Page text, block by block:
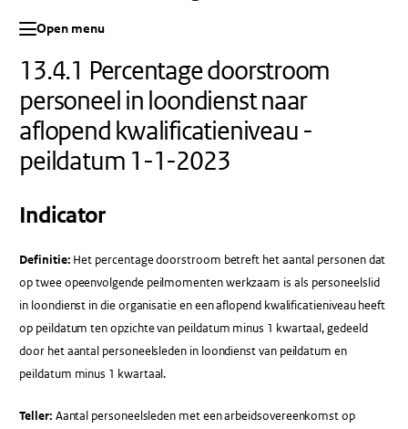
Open menu
13.4.1 Percentage doorstroom
personeel in loondienst naar
aflopend kwalificatieniveau -
peildatum 1-1-2023
Indicator
Definitie: Het percentage doorstroom betreft het aantal personen dat
op twee opeenvolgende peilmomenten werkzaam is als personeelslid
in loondienst in die organisatie en een aflopend kwalificatieniveau heeft
op peildatum ten opzichte van peildatum minus 1 kwartaal, gedeeld
door het aantal personeelsleden in loondienst van peildatum en
peildatum minus 1 kwartaal.
Teller: Aantal personeelsleden met een arbeidsovereenkomst op